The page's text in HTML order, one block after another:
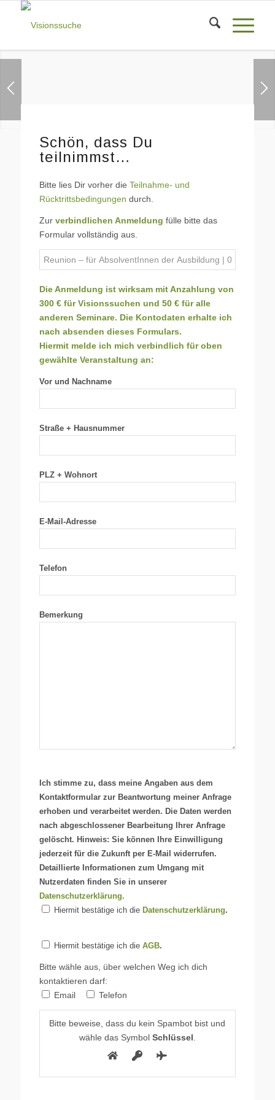
Schön, dass Du
teilnimmst…
Bitte lies Dir vorher die Teilnahme- und
Rücktrittsbedingungen durch.
Zur verbindlichen Anmeldung fülle bitte das
Formular vollständig aus.
Die Anmeldung ist wirksam mit Anzahlung von
300 € für Visionssuchen und 50 € für alle
anderen Seminare. Die Kontodaten erhalte ich
nach absenden dieses Formulars.
Hiermit melde ich mich verbindlich für oben
gewählte Veranstaltung an:
Vor und Nachname
Straße + Hausnummer
PLZ + Wohnort
E-Mail-Adresse
Telefon
Bemerkung
Ich stimme zu, dass meine Angaben aus dem
Kontaktformular zur Beantwortung meiner Anfrage
erhoben und verarbeitet werden. Die Daten werden
nach abgeschlossener Bearbeitung Ihrer Anfrage
gelöscht. Hinweis: Sie können Ihre Einwilligung
jederzeit für die Zukunft per E-Mail widerrufen.
Detaillierte Informationen zum Umgang mit
Nutzerdaten finden Sie in unserer
Datenschutzerklärung.
Hiermit bestätige ich dieDatenschutzerklärung.
Hiermit bestätige ich dieAGB.
Bitte wähle aus, über welchen Weg ich dich
kontaktieren darf:
Email
Telefon
Bitte beweise, dass du kein Spambot bist und
wähle das SymbolSchlüssel